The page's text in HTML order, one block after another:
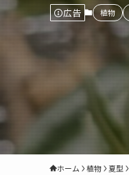
広告 植物
ホーム 植物 夏型